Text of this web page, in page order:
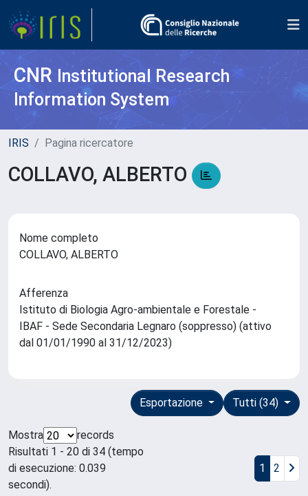
CNR Institutional Research
Information System
IRIS Pagina ricercatore
COLLAVO, ALBERTO
Nome completo
COLLAVO, ALBERTO
Afferenza
Istituto di Biologia Agro-ambientale e Forestale -
IBAF - Sede Secondaria Legnaro (soppresso) (attivo
dal 01/01/1990 al 31/12/2023)
Tutti (34)
Esportazione
Mostra
records
Risultati 1 - 20 di 34 (tempo
di esecuzione: 0.039
secondi).
1 2